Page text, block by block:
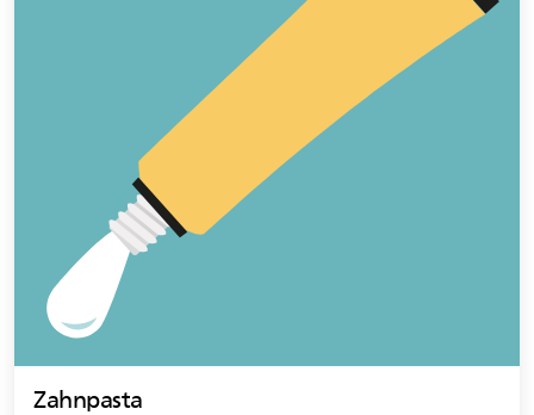
Zahnpasta